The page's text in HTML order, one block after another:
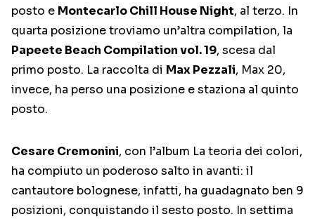
posto e Montecarlo Chill House Night, al terzo. In
quarta posizione troviamo un’altra compilation, la
Papeete Beach Compilation vol. 19, scesa dal
primo posto. La raccolta di Max Pezzali, Max 20,
invece, ha perso una posizione e staziona al quinto
posto.
Cesare Cremonini, con l’album La teoria dei colori,
ha compiuto un poderoso salto in avanti: il
cantautore bolognese, infatti, ha guadagnato ben 9
posizioni, conquistando il sesto posto. In settima